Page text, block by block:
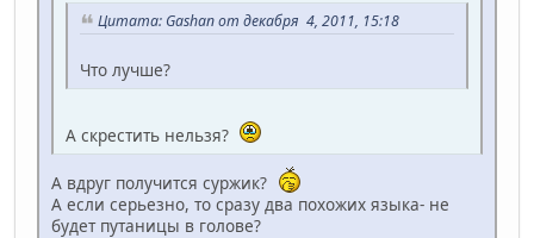
Цитата: Gashan от декабря 4, 2011, 15:18
Что лучше?
А скрестить нельзя?
А вдруг получится суржик?
А если серьезно, то сразу два похожих языка- не
будет путаницы в голове?